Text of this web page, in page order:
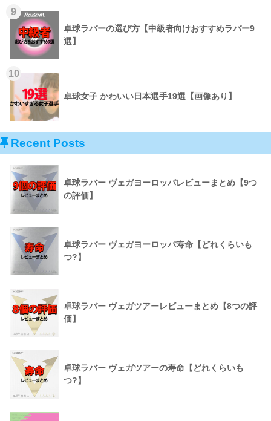
9
卓球ラバーの選び方【中級者向けおすすめラバー9
選】
10
卓球女子 かわいい日本選手19選【画像あり】
Recent Posts
卓球ラバー ヴェガヨーロッパレビューまとめ【9つ
の評価】
卓球ラバー ヴェガヨーロッパ寿命【どれくらいも
つ?】
卓球ラバー ヴェガツアーレビューまとめ【8つの評
価】
卓球ラバー ヴェガツアーの寿命【どれくらいも
つ?】